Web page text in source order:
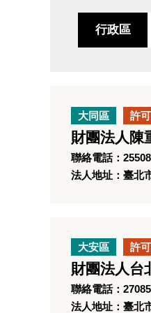
行政區
大同區 許
財團法人陳
聯絡電話：
法人地址：臺北
大安區 許
財團法人台
聯絡電話：
法人地址：臺北